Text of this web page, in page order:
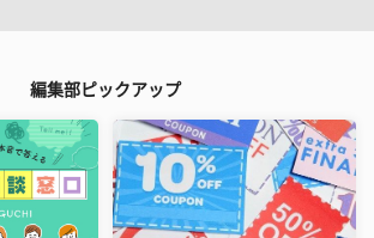
編集部ピックアップ